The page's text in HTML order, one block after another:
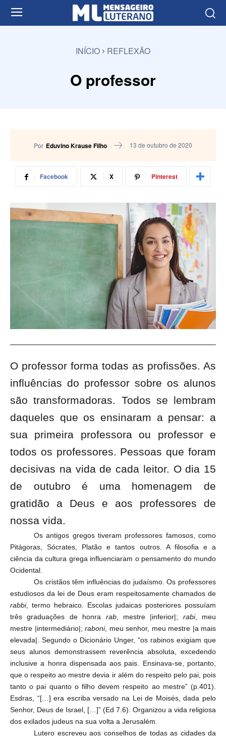
INÍCIO REFLEXÃO
O professor
Por Eduvino Krause Filho 13 de outubro de 2020
Facebook X Pinterest
O professor forma todas as profissões. As
influências do professor sobre os alunos
são transformadoras. Todos se lembram
daqueles que os ensinaram a pensar: a
sua primeira professora ou professor e
todos os professores. Pessoas que foram
decisivas na vida de cada leitor. O dia 15
de outubro é uma homenagem de
gratidão a Deus e aos professores de
nossa vida.
Os antigos gregos tiveram professores famosos, como
Pitágoras, Sócrates, Platão e tantos outros. A filosofia e a
ciência da cultura grega influenciaram o pensamento do mundo
Ocidental.
Os cristãos têm influências do judaísmo. Os professores
estudiosos da lei de Deus eram respeitosamente chamados de
rabbi, termo hebraico. Escolas judaicas posteriores possuíam
três graduações de honra rab, mestre |inferior|; rabi, meu
mestre |intermediário|; raboni, meu senhor, meu mestre |a mais
elevada|. Segundo o Dicionário Unger, “os rabinos exigiam que
seus alunos demonstrassem reverência absoluta, excedendo
inclusive a honra dispensada aos pais. Ensinava-se, portanto,
que o respeito ao mestre devia ir além do respeito pelo pai, pois
tanto o pai quanto o filho devem respeito ao mestre” (p.401).
Esdras, “[…] era escriba versado na Lei de Moisés, dada pelo
Senhor, Deus de Israel, […]” (Ed 7.6). Organizou a vida religiosa
dos exilados judeus na sua volta a Jerusalém.
Lutero escreveu aos conselhos de todas as cidades da